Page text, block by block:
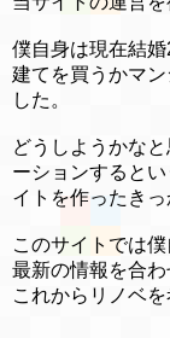
僕自身は現在結
建てを買うかマ
した。
どうしようかな
ーションすると
イトを作ったきっ
このサイトでは
最新の情報を合わ
これからリノベ